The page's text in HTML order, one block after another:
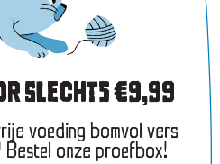
SLECHTS €9,99
voeding bomvol vers
onze proefbox!